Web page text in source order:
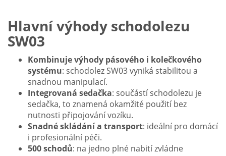
Hlavní výhody schodolezu
SW03
Kombinuje výhody pásového i kolečkového
systému: schodolez SW03 vyniká stabilitou a
snadnou manipulací.
Integrovaná sedačka: součástí schodolezu je
sedačka, to znamená okamžité použití bez
nutnosti připojování vozíku.
Snadné skládání a transport: ideální pro domácí
i profesionální péči.
500 schodů: na jedno plné nabití zvládne